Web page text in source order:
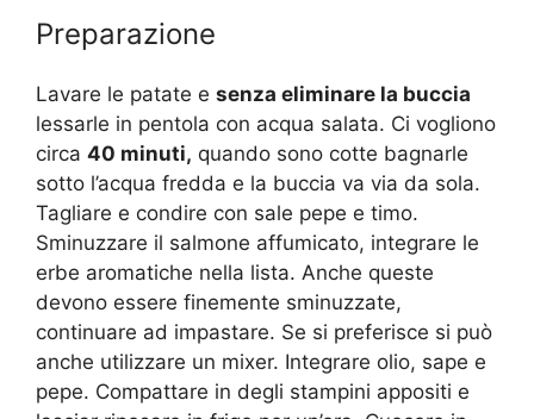
Preparazione
Lavare le patate e senza eliminare la buccia
lessarle in pentola con acqua salata. Ci vogliono
circa 40 minuti, quando sono cotte bagnarle
sotto l’acqua fredda e la buccia va via da sola.
Tagliare e condire con sale pepe e timo.
Sminuzzare il salmone affumicato, integrare le
erbe aromatiche nella lista. Anche queste
devono essere finemente sminuzzate,
continuare ad impastare. Se si preferisce si può
anche utilizzare un mixer. Integrare olio, sape e
pepe. Compattare in degli stampini appositi e